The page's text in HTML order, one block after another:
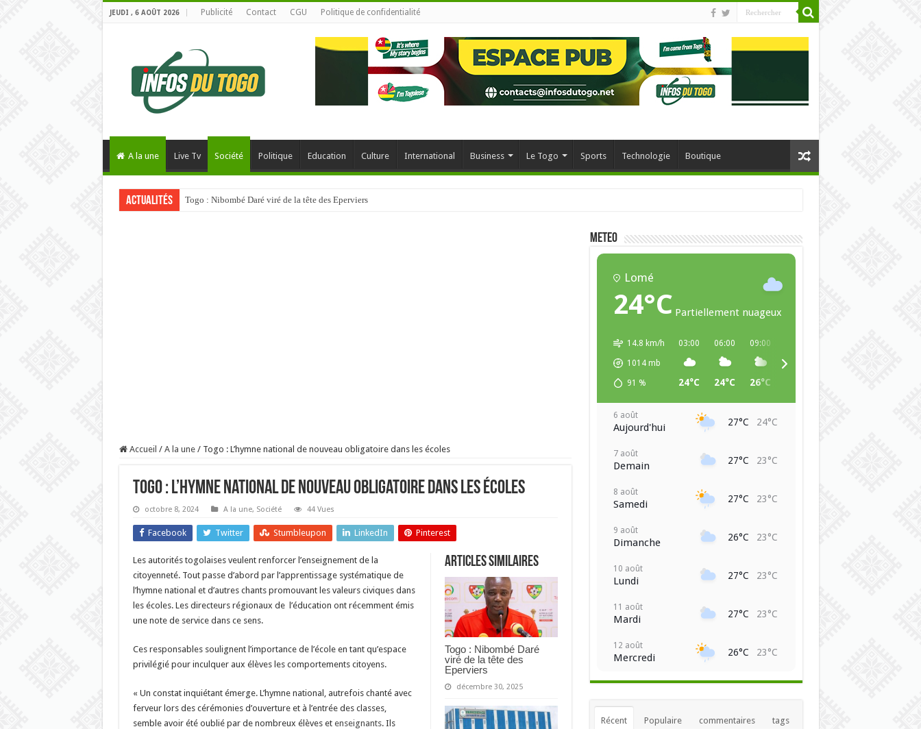
JEUDI , 6 AOÛT 2026 Publicité Contact CGU Politique de confidentialité
A la une Live Tv Société Politique Education Culture International Business Le Togo Sports Technologie Boutique
Actualités Usage abusif de l’IA : L’Université de Lomé veut annuler des soutenances
Accueil / A la une / Togo : L’hymne national de nouveau obligatoire dans les écoles
Togo : L’hymne national de nouveau obligatoire dans les écoles
octobre 8, 2024 A la une, Société 44 Vues
Facebook Twitter Stumbleupon LinkedIn Pinterest
Articles similaires
Togo : Nibombé Daré
viré de la tête des
Eperviers
décembre 30, 2025
Les autorités togolaises veulent renforcer l’enseignement de la
citoyenneté. Tout passe d’abord par l’apprentissage systématique de
l’hymne national et d’autres chants promouvant les valeurs civiques dans
les écoles. Les directeurs régionaux de l’éducation ont récemment émis
une note de service dans ce sens.
Ces responsables soulignent l’importance de l’école en tant qu’espace
privilégié pour inculquer aux élèves les comportements citoyens.
« Un constat inquiétant émerge. L’hymne national, autrefois chanté avec
ferveur lors des cérémonies d’ouverture et à l’entrée des classes,
semble avoir été oublié par de nombreux élèves et enseignants. Ils
METEO
Lomé
24°C Partiellement nuageux
14.8 km/h
1014mb
91 %
03:00
24°C
06:00
24°C
09:00
26°C
6 août
Aujourd'hui 27°C 24°C
7 août
Demain 27°C 23°C
8 août
Samedi 27°C 23°C
9 août
Dimanche 26°C 23°C
10 août
Lundi 27°C 23°C
11 août
Mardi 27°C 23°C
12 août
Mercredi 26°C 23°C
Récent Populaire commentaires tags